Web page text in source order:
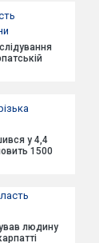
у 4,4
1500
людину